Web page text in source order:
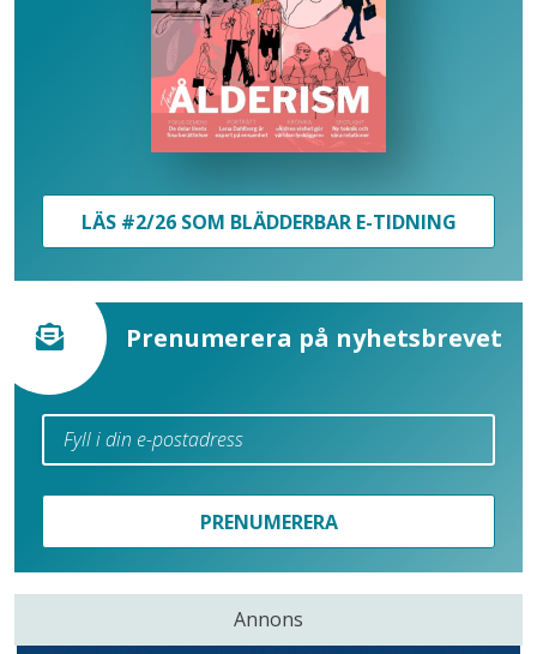
LÄS #2/26 SOM BLÄDDERBAR E-TIDNING
Prenumerera på nyhetsbrevet
PRENUMERERA
Annons